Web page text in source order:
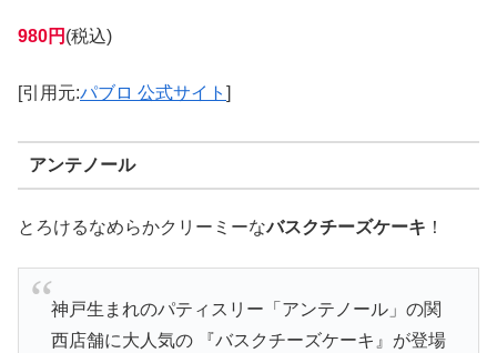
980円 (税込)
[引用元:パブロ 公式サイト ]
アンテノール
とろけるなめらかクリーミーなバスクチーズケーキ ！
神戸生まれのパティスリー「アンテノール」の関
西店舗に大人気の 『バスクチーズケーキ』が登場